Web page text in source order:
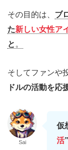
その目的は、 ブ
た新しい女性ア
と 。
そしてファンや
ドルの活動を応
Sai
仮
活